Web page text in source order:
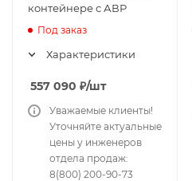
контейнере с АВР
Под заказ
Характеристики
557 090 ₽/шт
Уважаемые клиенты!
Уточняйте актуальные
цены у инженеров
отдела продаж:
8(800) 200-90-73